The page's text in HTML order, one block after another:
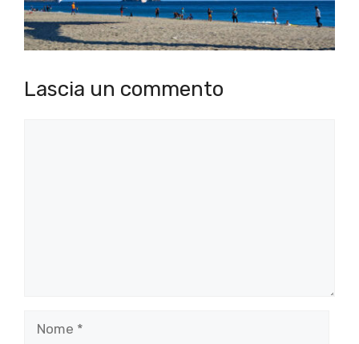
Lascia un commento